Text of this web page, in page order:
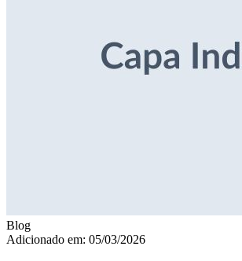
Blog
Adicionado em: 05/03/2026